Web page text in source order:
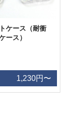
ケース（耐衝
ース）
1,230円〜